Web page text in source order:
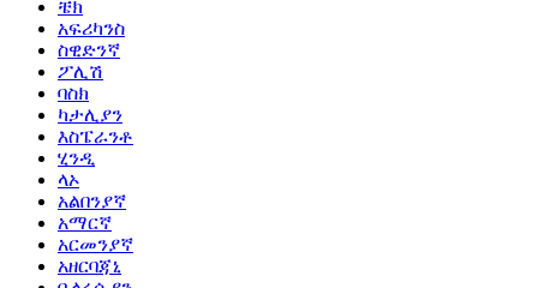
ቼክ
አፍሪካንስ
ስዊድንኛ
ፖሊሽ
ባስክ
ካታሊያን
እስፔራንቶ
ሂንዲ
ላኦ
አልበንያኛ
አማርኛ
አርመንያኛ
አዘርባጃኒ